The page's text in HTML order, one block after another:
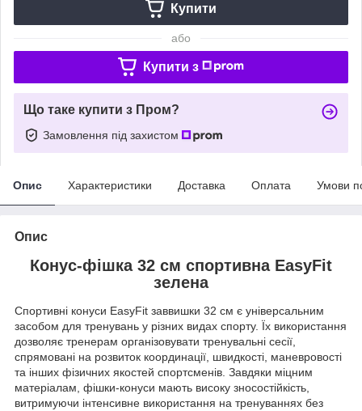
Купити
або
Купити з
Що таке купити з Пром?
Замовлення під захистом
Опис Характеристики Доставка Оплата Умови
Опис
Конус-фішка 32 см спортивна EasyFit
зелена
Спортивні конуси EasyFit заввишки 32 см є універсальним
засобом для тренувань у різних видах спорту. Їх використання
дозволяє тренерам організовувати тренувальні сесії,
спрямовані на розвиток координації, швидкості, маневровості
та інших фізичних якостей спортсменів. Завдяки міцним
матеріалам, фішки-конуси мають високу зносостійкість,
витримуючи інтенсивне використання на тренуваннях без